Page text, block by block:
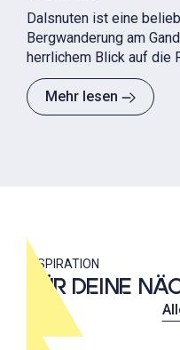
Dalsnuten ist eine
Bergwanderung am
herrlichem Blick auf die
Mehr lesen
INSPIRATION
FÜR DEINE